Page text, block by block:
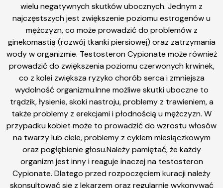
wielu negatywnych skutków ubocznych. Jednym z
najczęstszych jest zwiększenie poziomu estrogenów u
mężczyzn, co może prowadzić do problemów z
ginekomastią (rozwój tkanki piersiowej) oraz zatrzymania
wody w organizmie. Testosteron Cypionate może również
prowadzić do zwiększenia poziomu czerwonych krwinek,
co z kolei zwiększa ryzyko chorób serca i zmniejsza
wydolność organizmu.Inne możliwe skutki uboczne to
trądzik, łysienie, skoki nastroju, problemy z trawieniem, a
także problemy z erekcjami i płodnością u mężczyzn. W
przypadku kobiet może to prowadzić do wzrostu włosów
na twarzy lub ciele, problemy z cyklem miesiączkowym
oraz pogłębienie głosu.Należy pamiętać, że każdy
organizm jest inny i reaguje inaczej na testosteron
Cypionate. Dlatego przed rozpoczęciem kuracji należy
skonsultować się z lekarzem oraz regularnie wykonywać